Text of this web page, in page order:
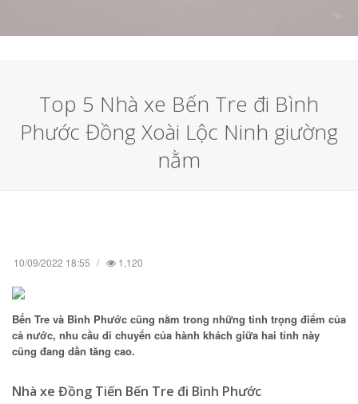
Top 5 Nhà xe Bến Tre đi Bình
Phước Đồng Xoài Lộc Ninh giường
nằm
10/09/2022 18:55 1,120
Bến Tre và Bình Phước cũng nằm trong những tỉnh trọng điểm của
cả nước, nhu cầu di chuyển của hành khách giữa hai tỉnh này
cũng đang dần tăng cao.
Nhà xe Đồng Tiến Bến Tre đi Bình Phước